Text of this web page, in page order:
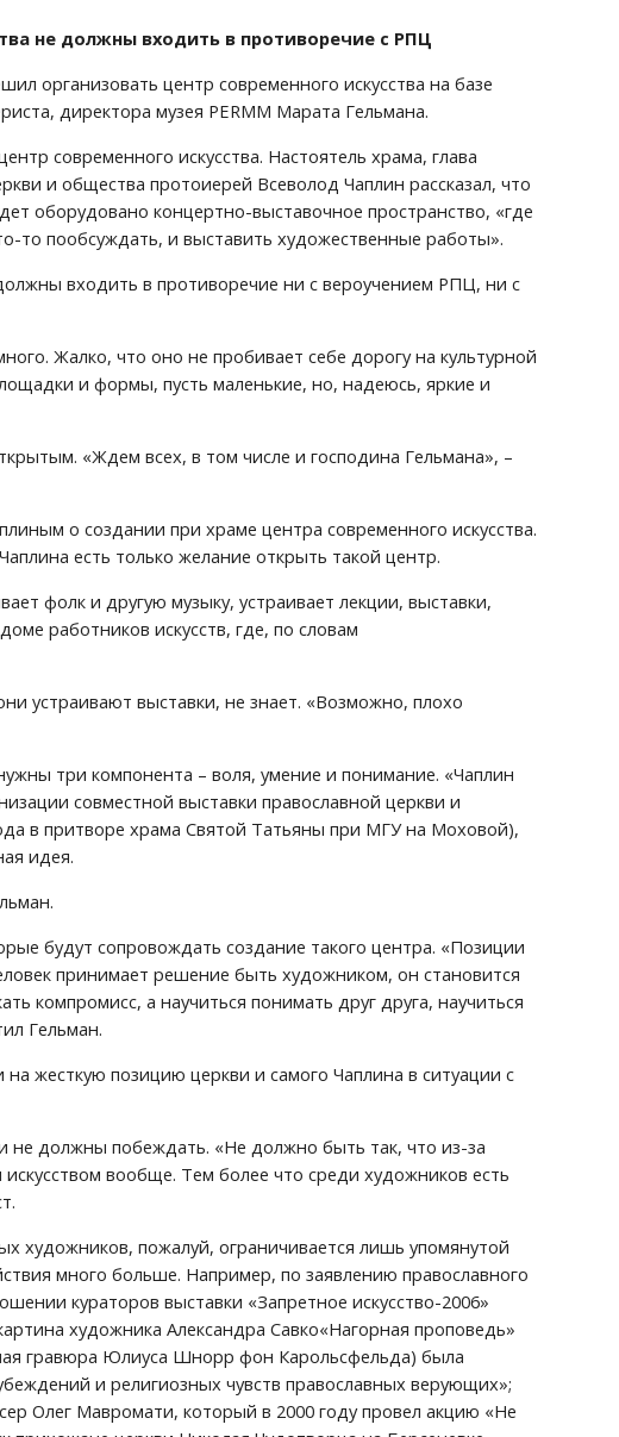
не должны входить в противоречие с РПЦ
организовать центр современного искусства на базе
директора музея PERMM Марата Гельмана.
современного искусства. Настоятель храма, глава
и общества протоиерей Всеволод Чаплин рассказал, что
оборудовано концертно-выставочное пространство, «где
то пообсуждать, и выставить художественные работы».
входить в противоречие ни с вероучением РПЦ, ни с
Жалко, что оно не пробивает себе дорогу на культурной
и формы, пусть маленькие, но, надеюсь, яркие и
«Ждем всех, в том числе и господина Гельмана», –
о создании при храме центра современного искусства.
есть только желание открыть такой центр.
фолк и другую музыку, устраивает лекции, выставки,
работников искусств, где, по словам
устраивают выставки, не знает. «Возможно, плохо
три компонента – воля, умение и понимание. «Чаплин
совместной выставки православной церкви и
в притворе храма Святой Татьяны при МГУ на Моховой),
идея.
будут сопровождать создание такого центра. «Позиции
принимает решение быть художником, он становится
компромисс, а научиться понимать друг друга, научиться
Гельман.
жесткую позицию церкви и самого Чаплина в ситуации с
не должны побеждать. «Не должно быть так, что из-за
вообще. Тем более что среди художников есть
художников, пожалуй, ограничивается лишь упомянутой
много больше. Например, по заявлению православного
кураторов выставки «Запретное искусство-2006»
художника Александра Савко«Нагорная проповедь»
гравюра Юлиуса Шнорр фон Карольсфельда) была
и религиозных чувств православных верующих»;
Олег Мавромати, который в 2000 году провел акцию «Не